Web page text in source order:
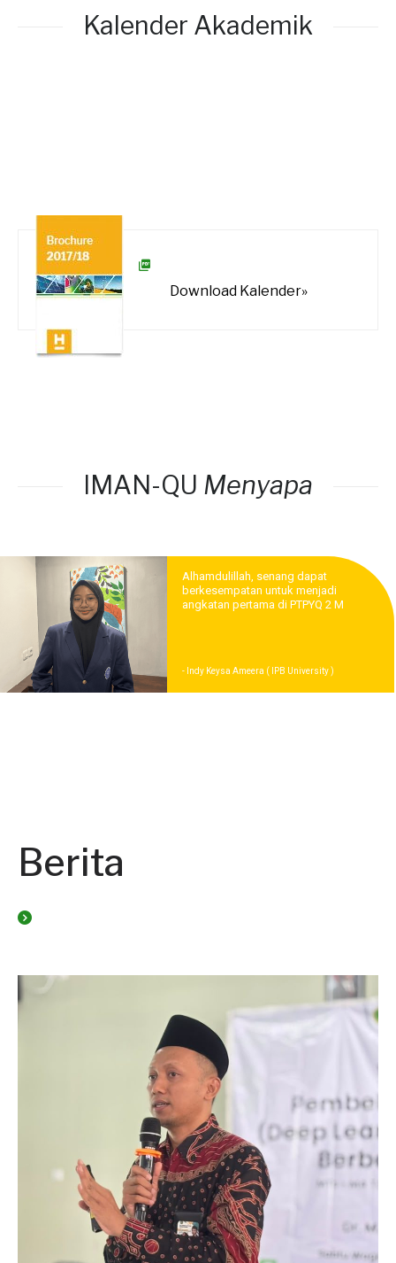
Kalender Akademik
Download Kalender»
IMAN-QU Menyapa
Alhamdulillah, senang dapat
berkesempatan untuk menjadi
angkatan pertama di PTPYQ 2 M
- Indy Keysa Ameera ( IPB University )
Berita